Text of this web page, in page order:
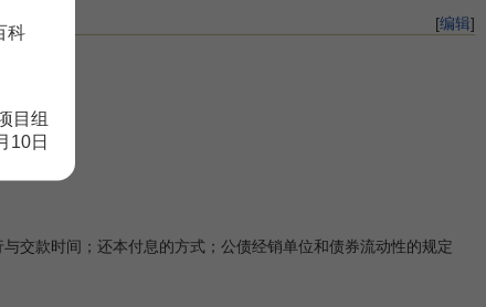
[编辑]
款时间；还本付息的方式；公债经销单位和债券流动性的规定
科
目组
10日